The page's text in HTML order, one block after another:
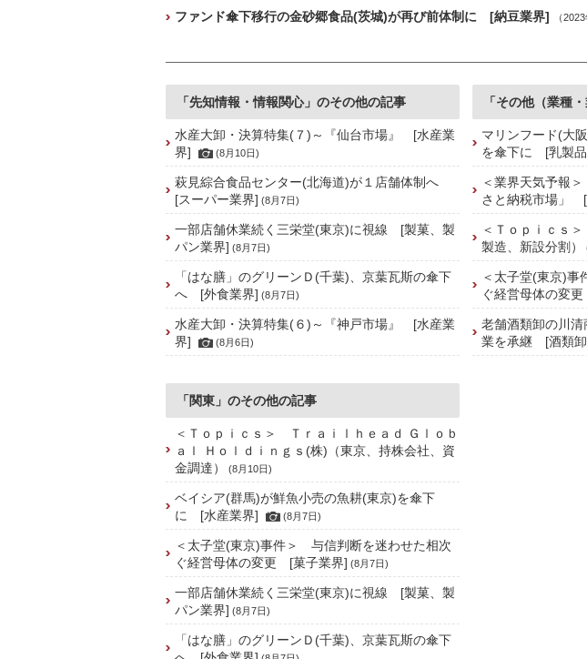
ファンド傘下移行の金砂郷食品(茨城)が再び前体制に [納豆業界] （
「先知情報・情報関心」のその他の記事
水産大卸・決算特集(７)～『仙台市場』 [水産業
界]
(8月10日)
萩見綜合食品センター(北海道)が１店舗体制へ
[スーパー業界] (8月7日)
一部店舗休業続く三栄堂(東京)に視線 [製菓、製
パン業界] (8月7日)
「はな膳」のグリーンＤ(千葉)、京葉瓦斯の傘下
へ [外食業界] (8月7日)
水産大卸・決算特集(６)～『神戸市場』 [水産業
界]
(8月6日)
「その他（業種
マリンフード(大
を傘下に [乳製品
＜業界天気予報
さと納税市場」 [
＜Ｔｏｐｉｃｓ
製造、新設分割）
＜太子堂(東京)
ぐ経営母体の変
老舗酒類卸の川
業を承継 [酒類卸
「関東」のその他の記事
＜Ｔｏｐｉｃｓ＞ Ｔｒａｉｌｈｅａｄ Ｇｌｏｂ
ａｌ Ｈｏｌｄｉｎｇｓ(株)（東京、持株会社、資
金調達）
(8月10日)
ベイシア(群馬)が鮮魚小売の魚耕(東京)を傘下
に [水産業界]
(8月7日)
＜太子堂(東京)事件＞ 与信判断を迷わせた相次
ぐ経営母体の変更 [菓子業界] (8月7日)
一部店舗休業続く三栄堂(東京)に視線 [製菓、製
パン業界] (8月7日)
「はな膳」のグリーンＤ(千葉)、京葉瓦斯の傘下